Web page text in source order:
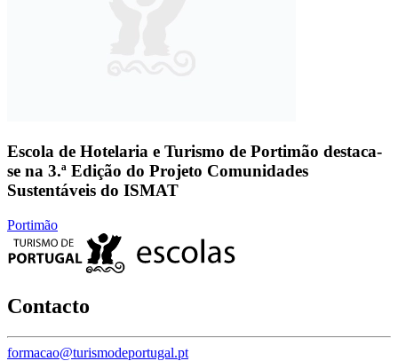
Escola de Hotelaria e Turismo de Portimão destaca-
se na 3.ª Edição do Projeto Comunidades
Sustentáveis do ISMAT
Portimão
Contacto
formacao@turismodeportugal.pt